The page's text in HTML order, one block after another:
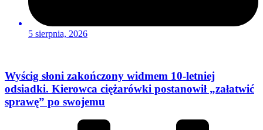
5 sierpnia, 2026
Wyścig słoni zakończony widmem 10-letniej
odsiadki. Kierowca ciężarówki postanowił „załatwić
sprawę” po swojemu